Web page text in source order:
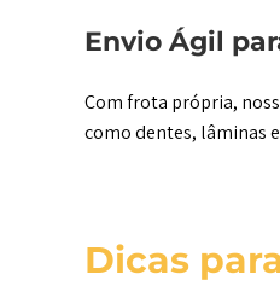
Envio Ágil
Com frota própria,
como dentes, lâminas
Dicas